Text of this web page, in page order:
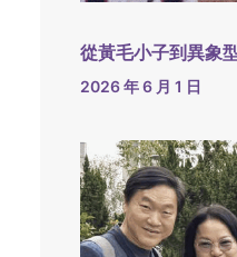
從黃毛小子到異象
2026 年 6 月 1 日